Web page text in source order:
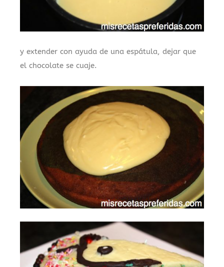
y extender con ayuda de una espátula, dejar que
el chocolate se cuaje.